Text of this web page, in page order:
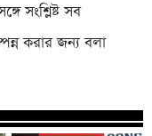
সংশ্লিষ্ট সব
করার জন্য বলা